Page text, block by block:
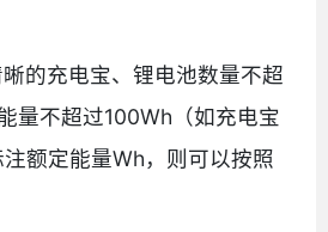
晰的充电宝、锂电池数量不超
量不超过100Wh（如充电宝
额定能量Wh，则可以按照